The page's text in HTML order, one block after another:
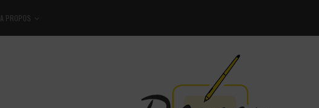
A PROPOS